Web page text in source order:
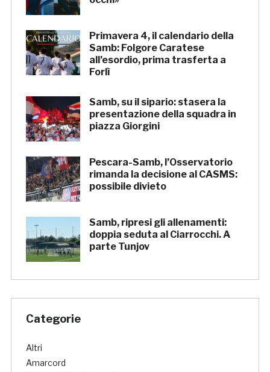
Primavera 4, il calendario della
Samb: Folgore Caratese
all’esordio, prima trasferta a
Forlì
Samb, su il sipario: stasera la
presentazione della squadra in
piazza Giorgini
Pescara-Samb, l’Osservatorio
rimanda la decisione al CASMS:
possibile divieto
Samb, ripresi gli allenamenti:
doppia seduta al Ciarrocchi. A
parte Tunjov
Categorie
Altri
Amarcord